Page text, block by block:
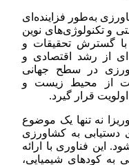
به‌طور فزاینده‌ای
و تکنولوژی‌های نوین
گسترش تحقیقات و
از رشد اقتصادی و
در سطح جهانی
از محیط زیست و
قرار گیرد.
نه تنها یک موضوع
به کشاورزی
این فناوری با ارائه
به کودهای شیمیایی،